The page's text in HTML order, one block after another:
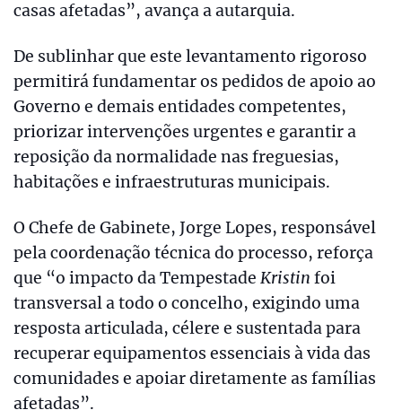
casas afetadas”, avança a autarquia.
De sublinhar que este levantamento rigoroso
permitirá fundamentar os pedidos de apoio ao
Governo e demais entidades competentes,
priorizar intervenções urgentes e garantir a
reposição da normalidade nas freguesias,
habitações e infraestruturas municipais.
O Chefe de Gabinete, Jorge Lopes, responsável
pela coordenação técnica do processo, reforça
que “o impacto da Tempestade Kristin foi
transversal a todo o concelho, exigindo uma
resposta articulada, célere e sustentada para
recuperar equipamentos essenciais à vida das
comunidades e apoiar diretamente as famílias
afetadas”.